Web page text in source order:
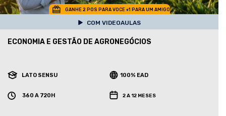
GANHE 2 POS PARA VOCE +1 PARA UM AMIGO
COM VIDEOAULAS
ECONOMIA E GESTÃO DE AGRONEGÓCIOS
LATO SENSU 100% EAD
360 A 720H 2 A 12 MESES